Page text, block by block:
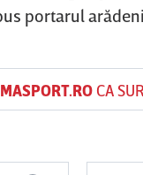
portarul
CA